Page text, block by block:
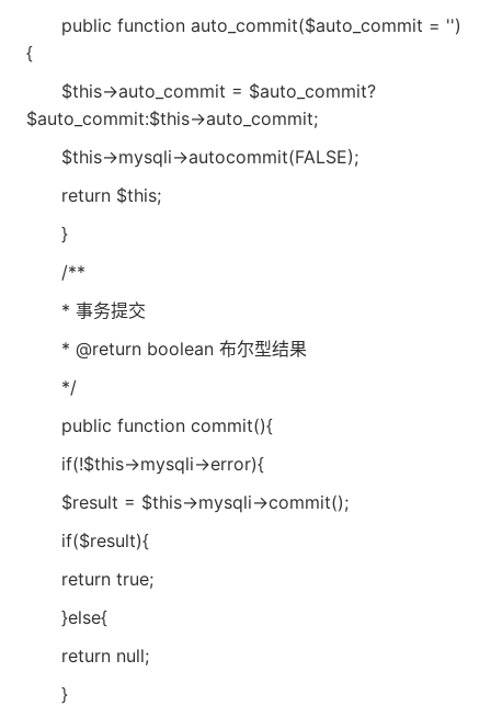
public function auto_commit($auto_commit = '')
{
$this->auto_commit = $auto_commit?
$auto_commit:$this->auto_commit;
$this->mysqli->autocommit(FALSE);
return $this;
}
/**
* 事务提交
* @return boolean 布尔型结果
*/
public function commit(){
if(!$this->mysqli->error){
$result = $this->mysqli->commit();
if($result){
return true;
}else{
return null;
}